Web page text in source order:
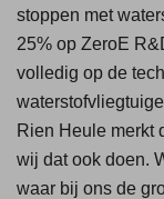
stoppen met
25% op ZeroE
volledig op de
Rien Heule merkt
wij dat ook doen.
waar bij ons de